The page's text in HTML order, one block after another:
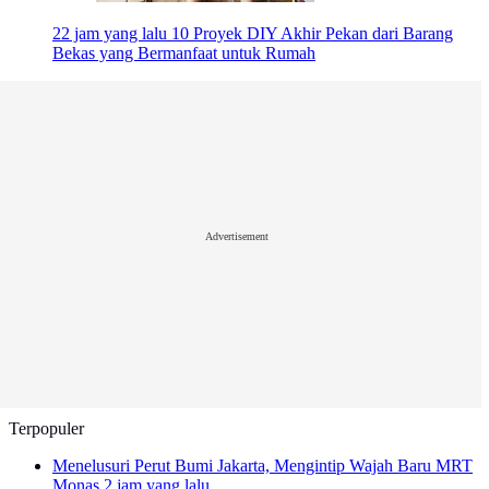
22 jam yang lalu 10 Proyek DIY Akhir Pekan dari Barang
Bekas yang Bermanfaat untuk Rumah
Advertisement
Terpopuler
Menelusuri Perut Bumi Jakarta, Mengintip Wajah Baru MRT